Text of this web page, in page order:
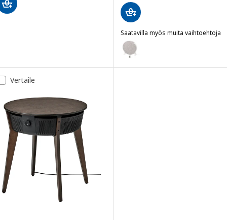
Saatavilla myös muita vaihtoehtoja
STARKVIND / VINDSTYRKA
Vaihtoehto: STARKVIND /
Vertaile